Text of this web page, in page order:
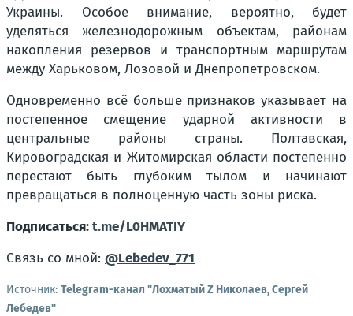
Украины. Особое внимание, вероятно, будет
уделяться железнодорожным объектам, районам
накопления резервов и транспортным маршрутам
между Харьковом, Лозовой и Днепропетровском.
Одновременно всё больше признаков указывает на
постепенное смещение ударной активности в
центральные районы страны. Полтавская,
Кировоградская и Житомирская области постепенно
перестают быть глубоким тылом и начинают
превращаться в полноценную часть зоны риска.
Подписаться:t.me/L0HMATIY
Связь со мной: @Lebedev_771
Источник: Telegram-канал "Лохматый Z Николаев, Сергей
Лебедев"